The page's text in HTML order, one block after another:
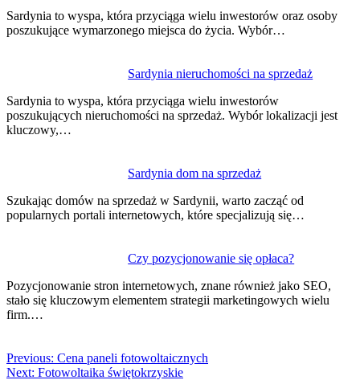
Sardynia to wyspa, która przyciąga wielu inwestorów oraz osoby
poszukujące wymarzonego miejsca do życia. Wybór…
Sardynia nieruchomości na sprzedaż
Sardynia to wyspa, która przyciąga wielu inwestorów
poszukujących nieruchomości na sprzedaż. Wybór lokalizacji jest
kluczowy,…
Sardynia dom na sprzedaż
Szukając domów na sprzedaż w Sardynii, warto zacząć od
popularnych portali internetowych, które specjalizują się…
Czy pozycjonowanie się opłaca?
Pozycjonowanie stron internetowych, znane również jako SEO,
stało się kluczowym elementem strategii marketingowych wielu
firm.…
Previous: Cena paneli fotowoltaicznych
Next: Fotowoltaika świętokrzyskie